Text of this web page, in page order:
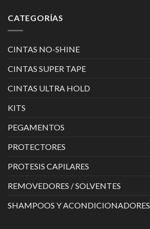
CATEGORÍAS
CINTAS NO-SHINE
CINTAS SUPER TAPE
CINTAS ULTRA HOLD
KITS
PEGAMENTOS
PROTECTORES
PROTESIS CAPILARES
REMOVEDORES / SOLVENTES
SHAMPOOS Y ACONDICIONADORES